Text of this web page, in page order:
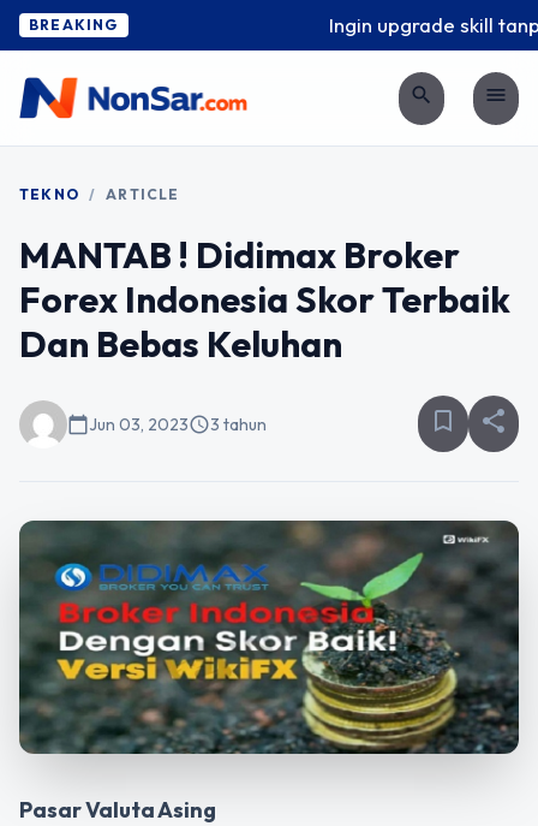
BREAKING Ingin upgrade skill
search menu
TEKNO / ARTICLE
MANTAB ! Didimax Broker
Forex Indonesia Skor Terbaik
Dan Bebas Keluhan
calendar_todayJun 03, 2023schedule3 tahun bookmark_border share
Pasar Valuta Asing